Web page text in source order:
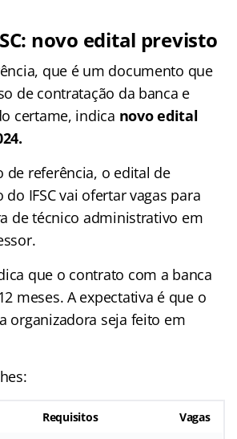
novo edital previsto
que é um documento que
de contratação da banca e
certame, indica novo edital
de referência, o edital de
IFSC vai ofertar vagas para
de técnico administrativo em
que o contrato com a banca
meses. A expectativa é que o
organizadora seja feito em
Requisitos Vagas